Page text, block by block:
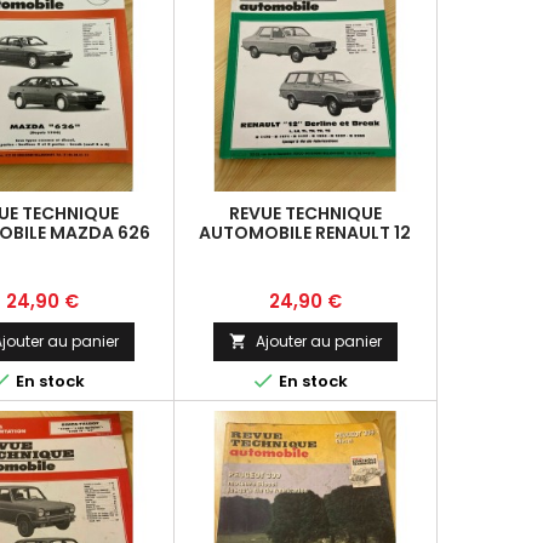
TECHNIQUE
MAZDA 626
Prix
24,90 €
au panier
En stock
REVUE TECHNIQUE
AUTOMOBILE RENAULT 12
Prix
24,90 €
 Ajouter au panier
 En stock